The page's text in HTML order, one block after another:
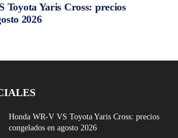
Toyota Yaris Cross: precios
2026
Honda WR-V VS Toyota Yaris Cross: precios
congelados en agosto 2026